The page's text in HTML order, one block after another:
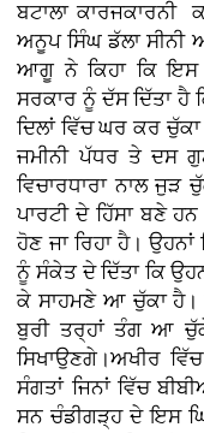
ਬਟਾਲਾ ਕਾਰਜਕਾਰਨੀ
ਅਨੂਪ ਸਿੰਘ ਡੱਲਾ ਸੀਨੀ
ਆਗੂ ਨੇ ਕਿਹਾ ਕਿ ਇਸ
ਸਰਕਾਰ ਨੂੰ ਦੱਸ ਦਿੱਤਾ ਹੈ
ਦਿਲਾਂ ਵਿੱਚ ਘਰ ਕਰ
ਜਮੀਨੀ ਪੱਧਰ ਤੇ ਦਸ
ਵਿਚਾਰਧਾਰਾ ਨਾਲ
ਪਾਰਟੀ ਦੇ ਹਿੱਸਾ ਬਣੇ
ਹੋਣ ਜਾ ਰਿਹਾ ਹੈ।
ਨੂੰ ਸੰਕੇਤ ਦੇ ਦਿੱਤਾ ਕਿ
ਕੇ ਸਾਹਮਣੇ ਆ ਚੁੱਕਾ
ਬੁਰੀ ਤਰ੍ਹਾਂ ਤੰਗ ਆ
ਸਿਖਾਉਣਗੇ।ਅਖੀਰ
ਸੰਗਤਾਂ ਜਿਨਾਂ ਵਿੱਚ
ਸਨ ਚੰਡੀਗੜ੍ਹ ਦੇ ਇਸ